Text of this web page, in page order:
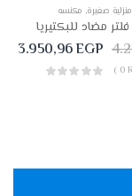
صغيرة, مكنسه
3.950,96EGP
( 0